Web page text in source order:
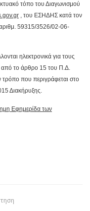
τόπο του Διαγωνισμού
.gov.gr , του ΕΣΗΔΗΣ κατά τον
59315/3526/02-06-
ηλεκτρονικά για τους
από το άρθρο 15 του Π.Δ.
που περιγράφεται στο
Διακήρυξης.
Εφημερίδα των